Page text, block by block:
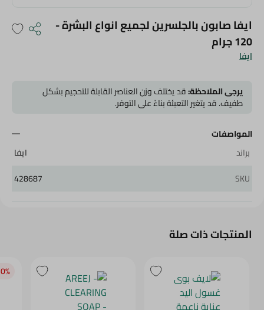
ايفا
ايفا صابون بالجلسرين لجميع انواع البشرة -
120 جرام
يرجى الملاحظة:قد يختلف وزن العناصر القابلة للتحجيم بشكل
طفيف. قد يتغير التعبئة بناءً على التوفر.
المواصفات
براند
ايفا
SKU
428687
المنتجات ذات صلة